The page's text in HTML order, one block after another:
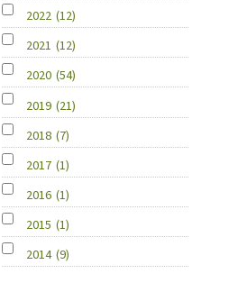
2022 (12)
2021 (12)
2020 (54)
2019 (21)
2018 (7)
2017 (1)
2016 (1)
2015 (1)
2014 (9)